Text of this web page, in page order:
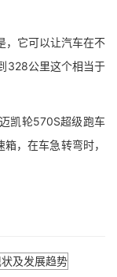
它可以让汽车在不
328公里这个相当于
凯轮570S超级跑车
，在车急转弯时，